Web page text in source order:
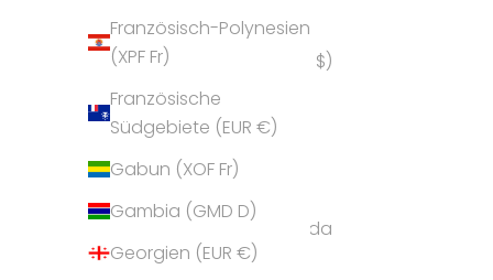
Französisch-Polynesien
(XPF Fr)
Französische
Südgebiete (EUR €)
Gabun (XOF Fr)
Gambia (GMD D)
Georgien (EUR €)
Amerikanische
Überseeinseln (USD $)
Andorra (EUR €)
Angola (EUR €)
Anguilla (XCD $)
Antigua und Barbuda
(XCD $)